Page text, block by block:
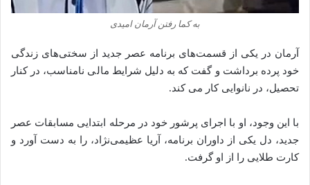
به کما رفتن آرمان امیدی
آرمان در یکی از قسمت‌های برنامه عصر جدید از سختی‌های زندگی
خود پرده برداشت و گفت که به دلیل شرایط مالی نامناسب، در کنار
تحصیل، در نانوایی کار می‌ کند.
با این وجود، او با اجرای پرشور خود در مرحله ابتدایی مسابقات عصر
جدید، دل یکی از داوران برنامه، آریا عظیمی‌نژاد، را به دست آورد و
کارت طلایی را از او گرفت.